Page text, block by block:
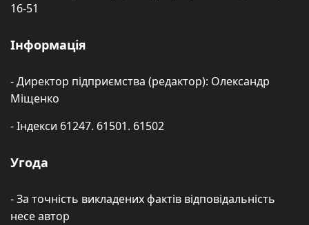
16-51
Інформація
- Директор підприємства (редактор): Олександр
Міщенко
- Індекси 61247. 61501. 61502
Угода
- За точність викладених фактів відповідальність
несе автор